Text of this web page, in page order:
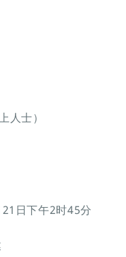
人士）
日下午2时45分